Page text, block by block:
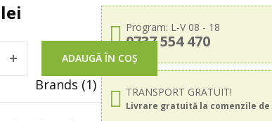
Program: L-V 08 - 18
0737 554 470
TRANSPORT GRATUIT!
Livrare gratuită la comenzile de
lei
ADAUGĂ ÎN COȘ
Brands (1)